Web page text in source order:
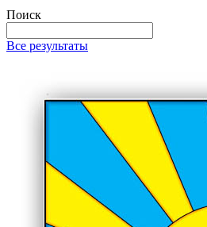
Поиск
Все результаты